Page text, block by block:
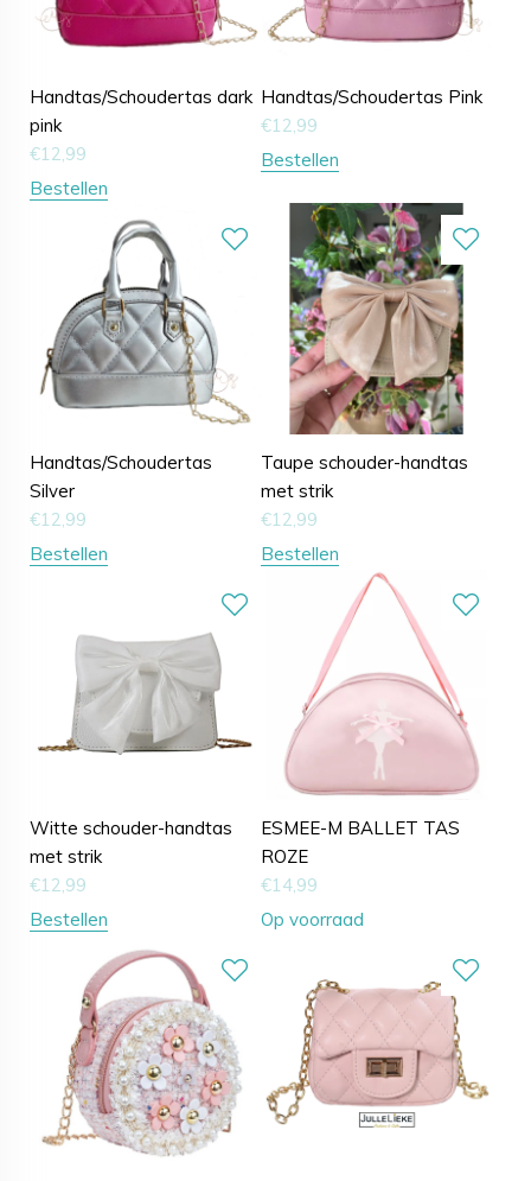
Handtas/Schoudertas dark
pink
€12,99
Bestellen
Handtas/Schoudertas Pink
€12,99
Bestellen
Handtas/Schoudertas
Silver
€12,99
Bestellen
Taupe schouder-handtas
met strik
€12,99
Bestellen
Witte schouder-handtas
met strik
€12,99
Bestellen
ESMEE-M BALLET TAS
ROZE
€14,99
Op voorraad